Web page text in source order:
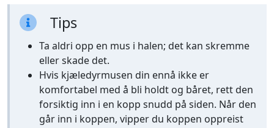
Tips
Ta aldri opp en mus i halen; det kan skremme
eller skade det.
Hvis kjæledyrmusen din ennå ikke er
komfortabel med å bli holdt og båret, rett den
forsiktig inn i en kopp snudd på siden. Når den
går inn i koppen, vipper du koppen oppreist